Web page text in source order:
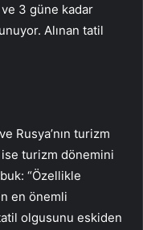
3 güne kadar
Alınan tatil
Rusya’nın turizm
ise turizm dönemini
“Özellikle
en önemli
olgusunu eskiden